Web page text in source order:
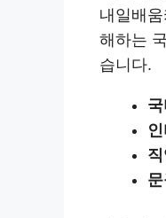
내일배
해하는
습니다.
문